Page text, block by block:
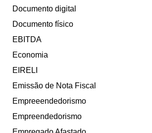
Documento digital
Documento físico
EBITDA
Economia
EIRELI
Emissão de Nota Fiscal
Empreeendedorismo
Empreendedorismo